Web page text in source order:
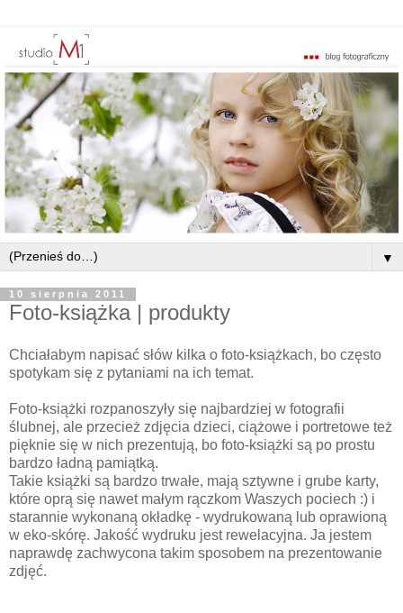
▼
10 sierpnia 2011
Foto-książka | produkty
Chciałabym napisać słów kilka o foto-książkach, bo często
spotykam się z pytaniami na ich temat.
Foto-książki rozpanoszyły się najbardziej w fotografii
ślubnej, ale przecież zdjęcia dzieci, ciążowe i portretowe też
pięknie się w nich prezentują, bo foto-książki są po prostu
bardzo ładną pamiątką.
Takie książki są bardzo trwałe, mają sztywne i grube karty,
które oprą się nawet małym rączkom Waszych pociech :) i
starannie wykonaną okładkę - wydrukowaną lub oprawioną
w eko-skórę. Jakość wydruku jest rewelacyjna. Ja jestem
naprawdę zachwycona takim sposobem na prezentowanie
zdjęć.